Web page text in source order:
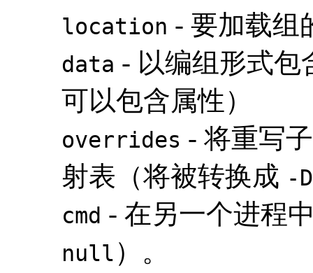
location - 要加载组
data - 以编组形式包
可以包含属性）
overrides - 将重写
射表（将被转换成 -D
cmd - 在另一个进程
null ）。